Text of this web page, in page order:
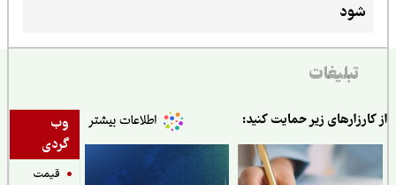
وب
گردی
قیمت
حمایت کنید: